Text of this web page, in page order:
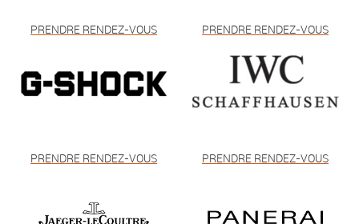
PRENDRE RENDEZ-VOUS PRENDRE RENDEZ-VOUS
PRENDRE RENDEZ-VOUS PRENDRE RENDEZ-VOUS